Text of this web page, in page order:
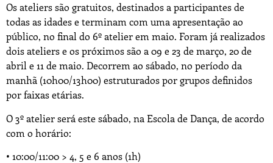
Os ateliers são gratuitos, destinados a participantes de
todas as idades e terminam com uma apresentação ao
público, no final do 6º atelier em maio. Foram já realizados
dois ateliers e os próximos são a 09 e 23 de março, 20 de
abril e 11 de maio. Decorrem ao sábado, no período da
manhã (10h00/13h00) estruturados por grupos definidos
por faixas etárias.
O 3º atelier será este sábado, na Escola de Dança, de acordo
com o horário:
• 10:00/11:00 > 4, 5 e 6 anos (1h)